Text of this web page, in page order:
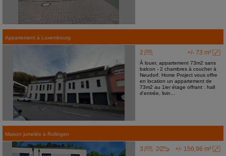
Appartement à Luxembourg
+/- 73 m²
2
À louer, appartement 73m2 sans
balcon - 2 chambres à coucher à
Neudorf. Home Project vous offre
en location un appartement de
73m2 au 1ier étage offrant : hall
d'entrée, livin...
Maison jumelée à Rollingen
+/- 156,96 m²
3 2